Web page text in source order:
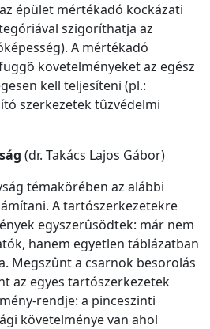
épület mértékadó kockázati
szigoríthatja az
A mértékadó
követelményeket az egész
kell teljesíteni (pl.:
szerkezetek tûzvédelmi
(dr. Takács Lajos Gábor)
témakörében az alábbi
A tartószerkezetekre
egyszerûsödtek: már nem
hanem egyetlen táblázatban
Megszûnt a csarnok besorolás
az egyes tartószerkezetek
rendje: a pinceszinti
követelménye van ahol